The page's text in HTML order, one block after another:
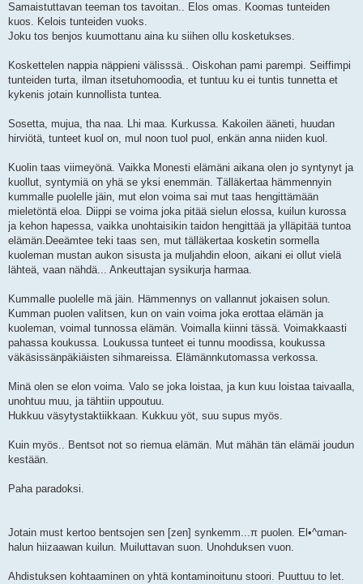
Samaistuttavan teeman tos tavoitan.. Elos omas. Koomas tunteiden
kuos. Kelois tunteiden vuoks.
Joku tos benjos kuumottanu aina ku siihen ollu kosketukses.
Koskettelen nappia näppieni välisssä.. Oiskohan pami parempi. Seiffimpi
tunteiden turta, ilman itsetuhomoodia, et tuntuu ku ei tuntis tunnetta et
kykenis jotain kunnollista tuntea.
Sosetta, mujua, tha naa. Lhi maa. Kurkussa. Kakoilen ääneti, huudan
hirviötä, tunteet kuol on, mul noon tuol puol, enkän anna niiden kuol.
Kuolin taas viimeyönä. Vaikka Monesti elämäni aikana olen jo syntynyt ja
kuollut, syntymiä on yhä se yksi enemmän. Tälläkertaa hämmennyin
kummalle puolelle jäin, mut elon voima sai mut taas hengittämään
mieletöntä eloa. Diippi se voima joka pitää sielun elossa, kuilun kurossa
ja kehon hapessa, vaikka unohtaisikin taidon hengittää ja ylläpitää tuntoa
elämän.Deeämtee teki taas sen, mut tälläkertaa kosketin sormella
kuoleman mustan aukon sisusta ja muljahdin eloon, aikani ei ollut vielä
lähteä, vaan nähdä... Ankeuttajan sysikurja harmaa.
Kummalle puolelle mä jäin. Hämmennys on vallannut jokaisen solun.
Kumman puolen valitsen, kun on vain voima joka erottaa elämän ja
kuoleman, voimal tunnossa elämän. Voimalla kiinni tässä. Voimakkaasti
pahassa koukussa. Loukussa tunteet ei tunnu moodissa, koukussa
väkäsissänpäkiäisten sihmareissa. Elämännkutomassa verkossa.
Minä olen se elon voima. Valo se joka loistaa, ja kun kuu loistaa taivaalla,
unohtuu muu, ja tähtiin uppoutuu.
Hukkuu väsytystaktiikkaan. Kukkuu yöt, suu supus myös.
Kuin myös.. Bentsot not so riemua elämän. Mut mähän tän elämäi joudun
kestään.
Paha paradoksi.
Jotain must kertoo bentsojen sen [zen] synkemm...π puolen. El•^αman-
halun hiizaawan kuilun. Muiluttavan suon. Unohduksen vuon.
Ahdistuksen kohtaaminen on yhtä kontaminoitunu stoori. Puuttuu to let.